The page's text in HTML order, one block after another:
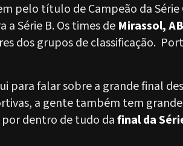
pelo título de Campeão da
a Série B. Os times de Mirassol,
dos grupos de classificação.
para falar sobre a grande final
a gente também tem
dentro de tudo dafinal da